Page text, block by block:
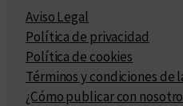
Aviso Legal
Política de privacidad
Política de cookies
Términos y condiciones de
¿Cómo publicar con